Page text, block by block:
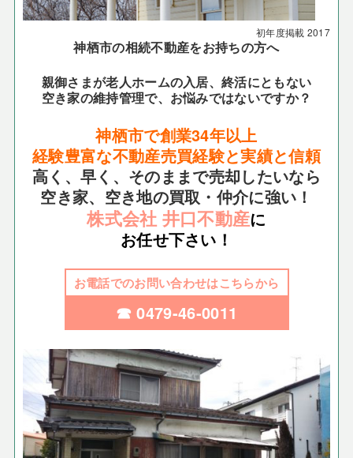
初年度掲載 2017
神栖市の相続不動産をお持ちの方へ
親御さまが老人ホームの入居、終活にともない
空き家の維持管理で、お悩みではないですか？
神栖市で創業34年以上
経験豊富な不動産売買経験と実績と信頼
高く、早く、そのままで売却したいなら
空き家、空き地の買取・仲介に強い！
株式会社 井口不動産に
お任せ下さい！
お電話でのお問い合わせはこちらから
☎ 0479-46-0011